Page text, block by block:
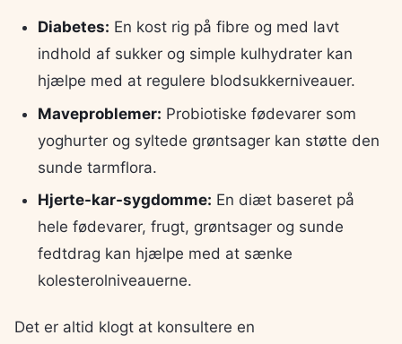
Diabetes: En kost rig på fibre og med lavt
indhold af sukker og simple kulhydrater kan
hjælpe med at regulere blodsukkerniveauer.
Maveproblemer: Probiotiske fødevarer som
yoghurter og syltede grøntsager kan støtte den
sunde tarmflora.
Hjerte-kar-sygdomme: En diæt baseret på
hele fødevarer, frugt, grøntsager og sunde
fedtdrag kan hjælpe med at sænke
kolesterolniveauerne.
Det er altid klogt at konsultere en